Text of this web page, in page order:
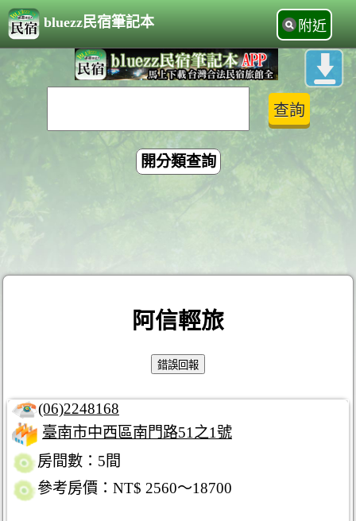
bluezz民宿筆記本 附近
開分類查詢
阿信輕旅
(06)2248168
臺南市中西區南門路51之1號
房間數：5間
參考房價：NT$ 2560～18700